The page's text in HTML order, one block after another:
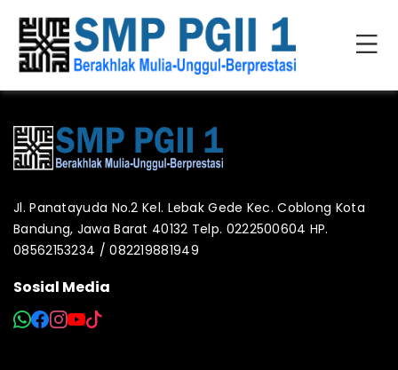
Jl. Panatayuda No.2 Kel. Lebak Gede Kec. Coblong Kota
Bandung, Jawa Barat 40132 Telp. 0222500604 HP.
08562153234 / 082219881949
Sosial Media